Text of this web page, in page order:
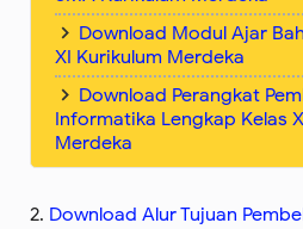
Download Modul Ajar
XI Kurikulum Merdeka
Download Perangkat
Informatika Lengkap Kelas
Merdeka
2. Download Alur Tujuan